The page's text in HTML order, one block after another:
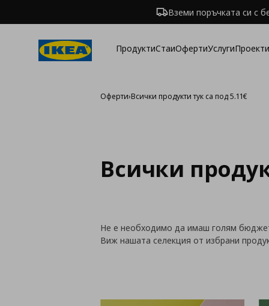
Вземи поръчката си с
ПродуктиСтаиОфертиУслуги
Оферти›Всички продукти тук са под 5.11€
Всички
Не е необходимо да имаш голям
Виж нашата селекция от избрани